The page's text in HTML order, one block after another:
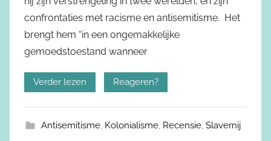
confrontaties met racisme en antisemitisme. Het
brengt hem “in een ongemakkelijke
gemoedstoestand wanneer
Verder lezen Reageren?
Antisemitisme, Kolonialisme, Recensie, Slavernij